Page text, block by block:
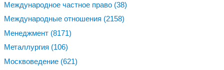
Международное частное право (38)
Международные отношения (2158)
Менеджмент (8171)
Металлургия (106)
Москвоведение (621)